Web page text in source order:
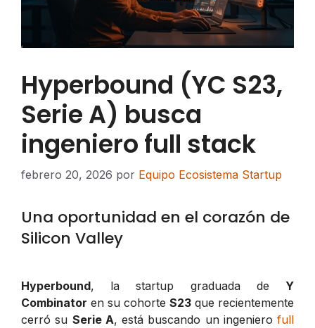
Hyperbound (YC S23,
Serie A) busca
ingeniero full stack
febrero 20, 2026 por Equipo Ecosistema Startup
Una oportunidad en el corazón de
Silicon Valley
Hyperbound, la startup graduada de Y
Combinator en su cohorte S23 que recientemente
cerró su Serie A, está buscando un ingeniero full